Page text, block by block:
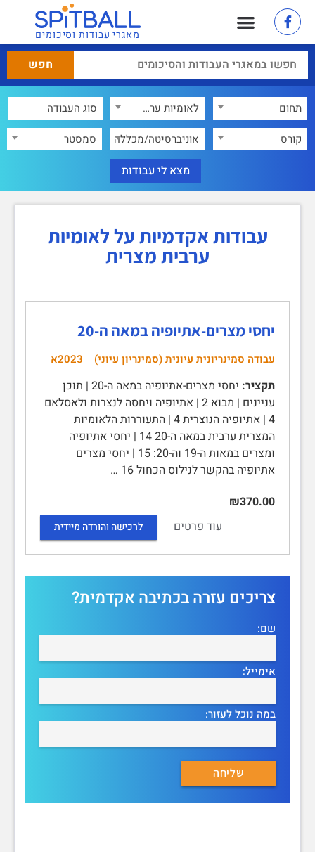
מאגרי עבודות וסיכומים
תחום
לאומיות ערבית מצרית
קורס
אוניברסיטה/מכללה סמסטר
עבודות אקדמיות על לאומיות
ערבית מצרית
יחסי מצרים-אתיופיה במאה ה-20
עבודה סמינריונית עיונית (סמינריון עיוני) 2023א
תקציר:
יחסי מצרים-אתיופיה במאה ה-20 | תוכן
עניינים | מבוא 2 | אתיופיה ויחסה לנצרות ולאסלאם
4 | אתיופיה הנוצרית 4 | התעוררות הלאומיות
המצרית ערבית במאה ה-20 14 | יחסי אתיופיה
ומצרים במאות ה-19 וה-20: 15 | יחסי מצרים
אתיופיה בהקשר לנילוס הכחול 16 …
₪370.00
עוד פרטים
לרכישה והורדה מיידית
צריכים עזרה בכתיבה אקדמית?
שם:
אימייל:
במה נוכל לעזור: